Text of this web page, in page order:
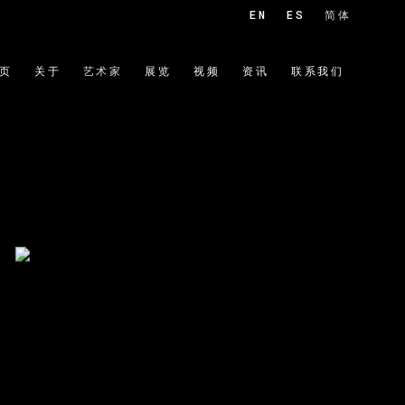
关于 艺术家 展览 视频 资讯 联系我们
EN ES 简体